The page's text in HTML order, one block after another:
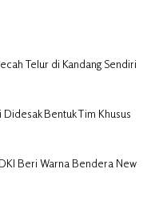
Telur di Kandang Sendiri
Bentuk Tim Khusus
Beri Warna Bendera New